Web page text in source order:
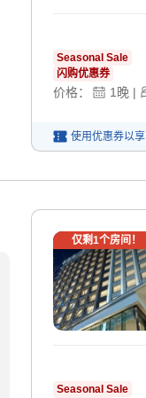
Seasonal Sale
闪购优惠券
价格： 1 晚 |
使用优惠券以享
仅剩1个房间！
Seasonal Sale